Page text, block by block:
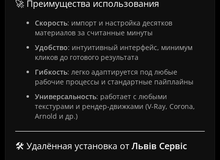
🚀 Преимущества использования
Скорость: импорт и настройка десятков
материалов за считанные минуты
Удобство: интуитивный интерфейс, минимум
кликов до готового результата
Гибкость: легко адаптируется под любые
рабочие процессы и стандартные пайплайны
Универсальность: работает с любыми
текстурами и рендер-движками (V-Ray, Corona,
Arnold и др.)
🛠️ Удалённая установка отЛьвів Сервіс